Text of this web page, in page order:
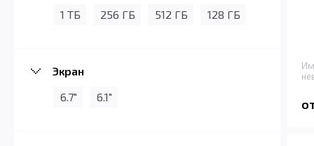
1 ТБ
256 ГБ 512 ГБ 128 ГБ
Экран
6.7"
6.1"